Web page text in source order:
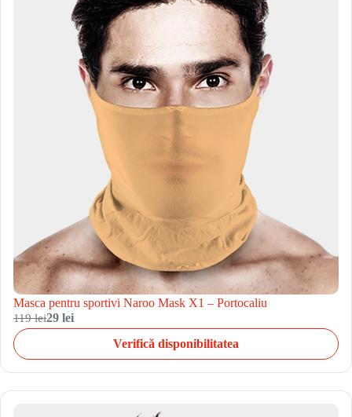
Masca pentru sportivi Naroo Mask X1 – Portocaliu
119 lei29 lei
Verifică disponibilitatea